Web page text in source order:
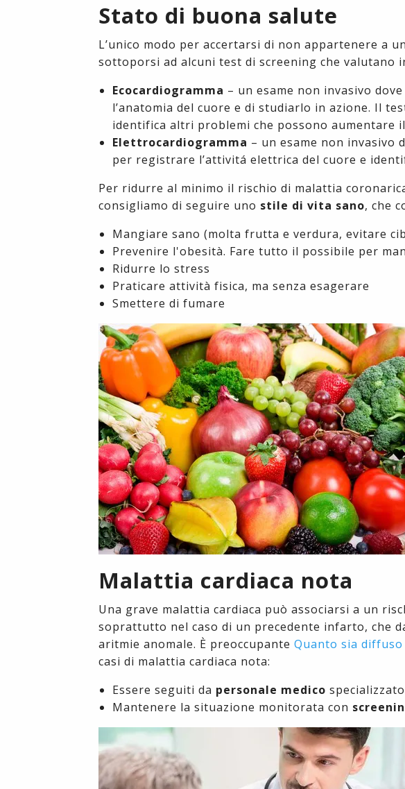
Stato di buona salute
L’unico modo per accertarsi di non appartenere a
sottoporsi ad alcuni test di screening che valutano
Ecocardiogramma – un esame non invasivo
l’anatomia del cuore e di studiarlo in azione. Il
identifica altri problemi che possono aumentare
Elettrocardiogramma – un esame non invasivo
per registrare l’attivitá elettrica del cuore e
Per ridurre al minimo il rischio di malattia
consigliamo di seguire uno stile di vita sano, che
Mangiare sano (molta frutta e verdura, evitare
Prevenire l'obesità. Fare tutto il possibile per
Ridurre lo stress
Praticare attività fisica, ma senza esagerare
Smettere di fumare
Malattia cardiaca nota
Una grave malattia cardiaca può associarsi a un
soprattutto nel caso di un precedente infarto, che
aritmie anomale. È preoccupante Quanto sia
casi di malattia cardiaca nota:
Essere seguiti da personale medico specializzato
Mantenere la situazione monitorata con